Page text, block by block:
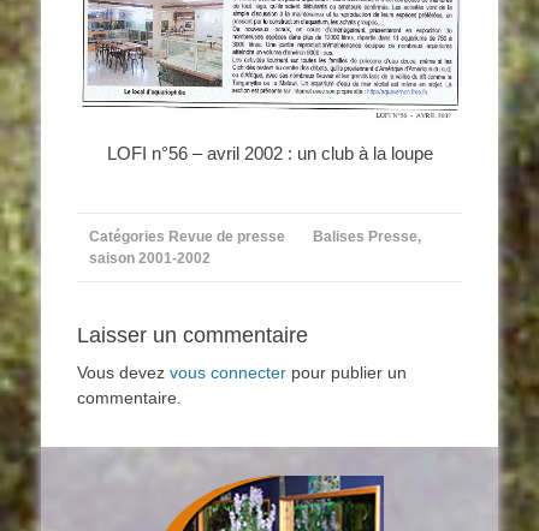
LOFI n°56 – avril 2002 : un club à la loupe
Catégories Revue de presse Balises Presse,
saison 2001-2002
Laisser un commentaire
Vous devez vous connecter pour publier un
commentaire.